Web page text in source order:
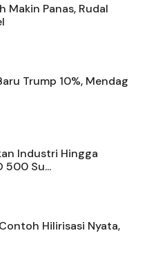
Makin Panas, Rudal
Trump 10%, Mendag
Industri Hingga
500 Su...
Hilirisasi Nyata,